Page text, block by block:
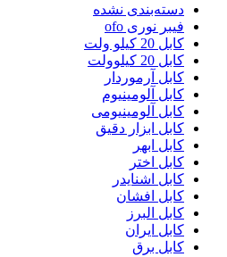
دسته‌بندی نشده
فیبر نوری ofo
کابل 20 کیلو ولت
کابل 20 کیلوولت
کابل آرموردار
کابل آلومینیوم
کابل آلومینیومی
کابل ابزار دقیق
کابل ابهر
کابل اختر
کابل اشنایدر
کابل افشان
کابل البرز
کابل ایران
کابل برق